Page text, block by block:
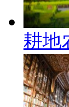
耕地